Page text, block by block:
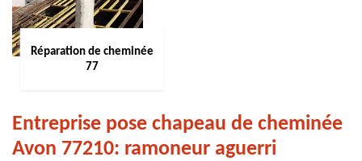
Réparation de cheminée
77
Entreprise pose chapeau de cheminée
Avon 77210: ramoneur aguerri